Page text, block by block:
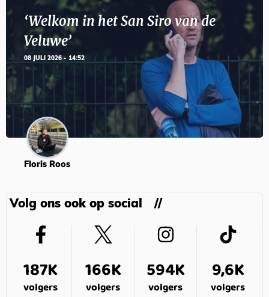
‘Welkom in het San Siro van de
Veluwe’
08 JULI 2026 - 14:52
Floris Roos
Volg ons ook op social
187K
volgers
166K
volgers
594K
volgers
9,6K
volgers